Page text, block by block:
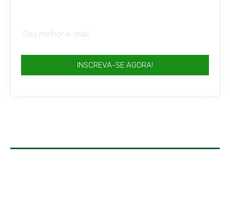
INSCREVA-SE AGORA!